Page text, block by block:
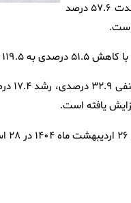
دارد. در استان فارس نیز بارش‌ها نسبت به دوره بلند مدت ۵۷.۶ درصد